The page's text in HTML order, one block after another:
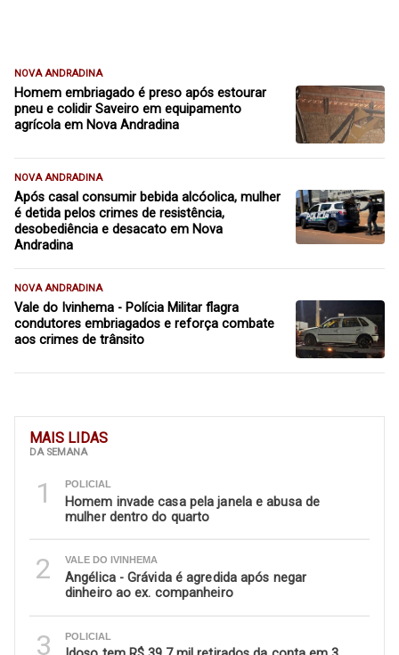
MAIS LIDAS
DA SEMANA
1 POLICIAL
Homem invade casa pela janela e abusa de
mulher dentro do quarto
2 VALE DO IVINHEMA
Angélica - Grávida é agredida após negar
dinheiro ao ex. companheiro
3 POLICIAL
NOVA ANDRADINA
Homem embriagado é preso após estourar
pneu e colidir Saveiro em equipamento
agrícola em Nova Andradina
NOVA ANDRADINA
Após casal consumir bebida alcóolica, mulher
é detida pelos crimes de resistência,
desobediência e desacato em Nova
Andradina
NOVA ANDRADINA
Vale do Ivinhema - Polícia Militar flagra
condutores embriagados e reforça combate
aos crimes de trânsito